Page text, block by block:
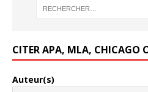
CITER APA, MLA, CHICAGO
Auteur(s)